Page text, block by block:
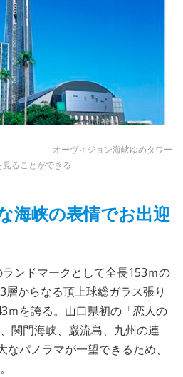
オーヴィジョン海峡ゆめタワー
ることができる
海峡の表情でお出迎
ンドマークとして全長153ｍの
からなる頂上球総ガラス張り
ｍを誇る。山口県初の「恋人の
関門海峡、巌流島、九州の連
パノラマが一望できるため、